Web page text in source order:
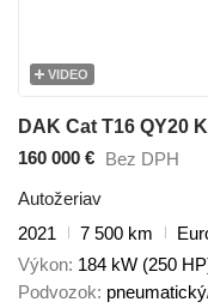
VIDEO
DAK Cat T16 QY20
160 000 € Bez DPH
Autožeriav
2021
7 500 km
Výkon 184 kW (250
Podvozok